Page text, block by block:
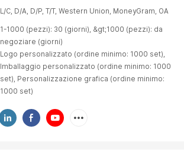
L/C, D/A, D/P, T/T, Western Union, MoneyGram, OA
1-1000 (pezzi): 30 (giorni), &gt;1000 (pezzi): da
negoziare (giorni)
Logo personalizzato (ordine minimo: 1000 set),
Imballaggio personalizzato (ordine minimo: 1000
set), Personalizzazione grafica (ordine minimo:
1000 set)